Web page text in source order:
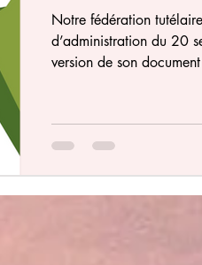
Notre fédération
d’administration du 20
version de son
nos membres au
Merci à tous de relire